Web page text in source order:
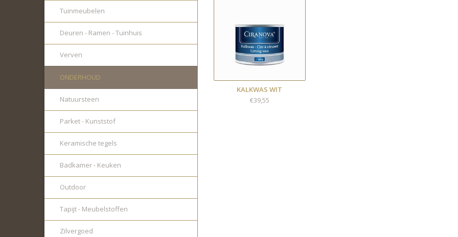
Tuinmeubelen
Deuren - Ramen - Tuinhuis
Verven
ONDERHOUD
Natuursteen
Parket - Kunststof
Keramische tegels
Badkamer - Keuken
Outdoor
Tapijt - Meubelstoffen
Zilvergoed
KALKWAS WIT
€39,55